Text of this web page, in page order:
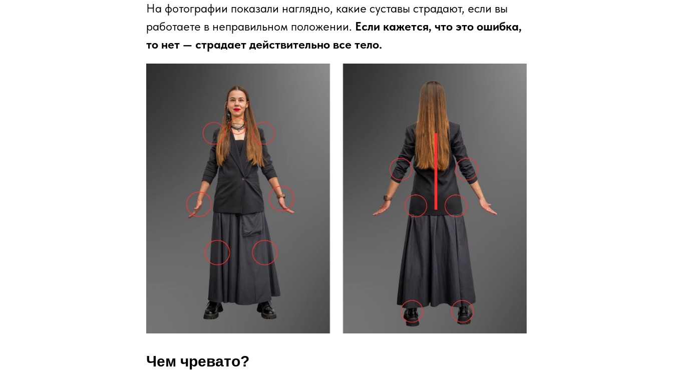
На фотографии показали наглядно, какие суставы страдают, если вы
работаете в неправильном положении. Если кажется, что это ошибка,
то нет — страдает действительно все тело.
Чем чревато?